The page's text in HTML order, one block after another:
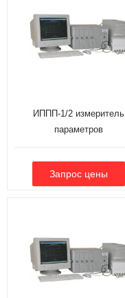
ИППП-1/2 измеритель
параметров